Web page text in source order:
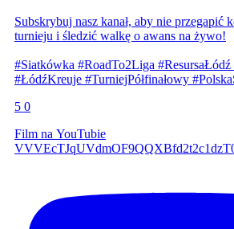
Subskrybuj nasz kanał, aby nie przegapić
turnieju i śledzić walkę o awans na żywo!
#Siatkówka #RoadTo2Liga
#ŁódźKreuje #TurniejPółfinałowy
5 0
Film na YouTubie